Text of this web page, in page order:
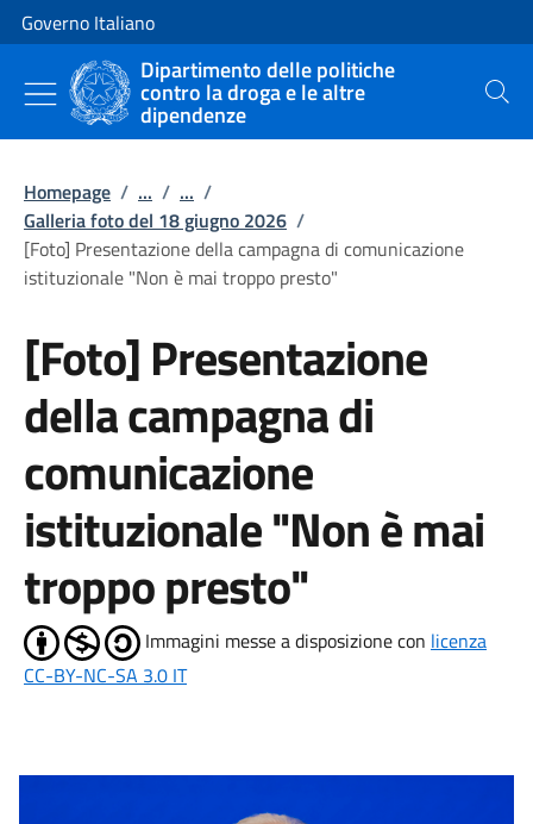
Vai al contenuto
Vai alla navigazione del sito
Governo Italiano
Dipartimento delle politiche
contro la droga e le altre
dipendenze Cerca
Homepage / ... / ... /
Galleria foto del 18 giugno 2026 /
[Foto] Presentazione della campagna di comunicazione
istituzionale "Non è mai troppo presto"
[Foto] Presentazione
della campagna di
comunicazione
istituzionale "Non è mai
troppo presto"
Immagini messe a disposizione con licenza
CC-BY-NC-SA 3.0 IT